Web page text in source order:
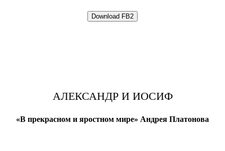
АЛЕКСАНДР И ИОСИФ
«В прекрасном и яростном мире» Андрея Платонова